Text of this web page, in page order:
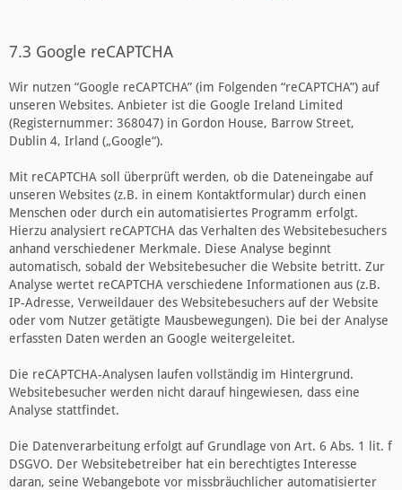
7.3 Google reCAPTCHA
Wir nutzen “Google reCAPTCHA” (im Folgenden “reCAPTCHA”) auf
unseren Websites. Anbieter ist die Google Ireland Limited
(Registernummer: 368047) in Gordon House, Barrow Street,
Dublin 4, Irland („Google“).
Mit reCAPTCHA soll überprüft werden, ob die Dateneingabe auf
unseren Websites (z.B. in einem Kontaktformular) durch einen
Menschen oder durch ein automatisiertes Programm erfolgt.
Hierzu analysiert reCAPTCHA das Verhalten des Websitebesuchers
anhand verschiedener Merkmale. Diese Analyse beginnt
automatisch, sobald der Websitebesucher die Website betritt. Zur
Analyse wertet reCAPTCHA verschiedene Informationen aus (z.B.
IP-Adresse, Verweildauer des Websitebesuchers auf der Website
oder vom Nutzer getätigte Mausbewegungen). Die bei der Analyse
erfassten Daten werden an Google weitergeleitet.
Die reCAPTCHA-Analysen laufen vollständig im Hintergrund.
Websitebesucher werden nicht darauf hingewiesen, dass eine
Analyse stattfindet.
Die Datenverarbeitung erfolgt auf Grundlage von Art. 6 Abs. 1 lit. f
DSGVO. Der Websitebetreiber hat ein berechtigtes Interesse
daran, seine Webangebote vor missbräuchlicher automatisierter